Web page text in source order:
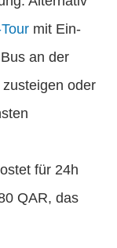
mit Ein-
an der
oder
für 24h
QAR, das